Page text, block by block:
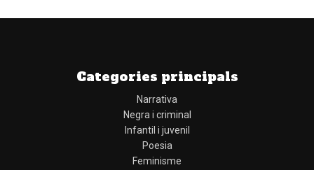
Categories principals
Narrativa
Negra i criminal
Infantil i juvenil
Poesia
Feminisme